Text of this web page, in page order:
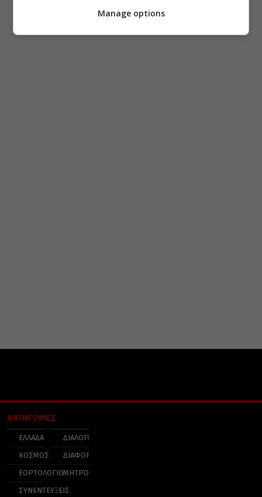
ΚΑΤΗΓΟΡΙΕΣ
ΕΛΛΑΔΑ
ΚΟΣΜΟΣ
ΕΟΡΤΟΛΟΓΙΟ
ΣΥΝΕΝΤΕΥΞΕΙΣ
ΔΙΑΛΟΓΟΣ
ΔΙΑΦΟΡΑ
ΜΗΤΡΟΠΟΛΕΙΣ
Manage options